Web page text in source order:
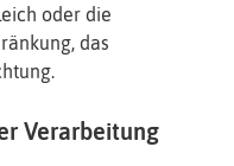
oder die
das
Verarbeitung